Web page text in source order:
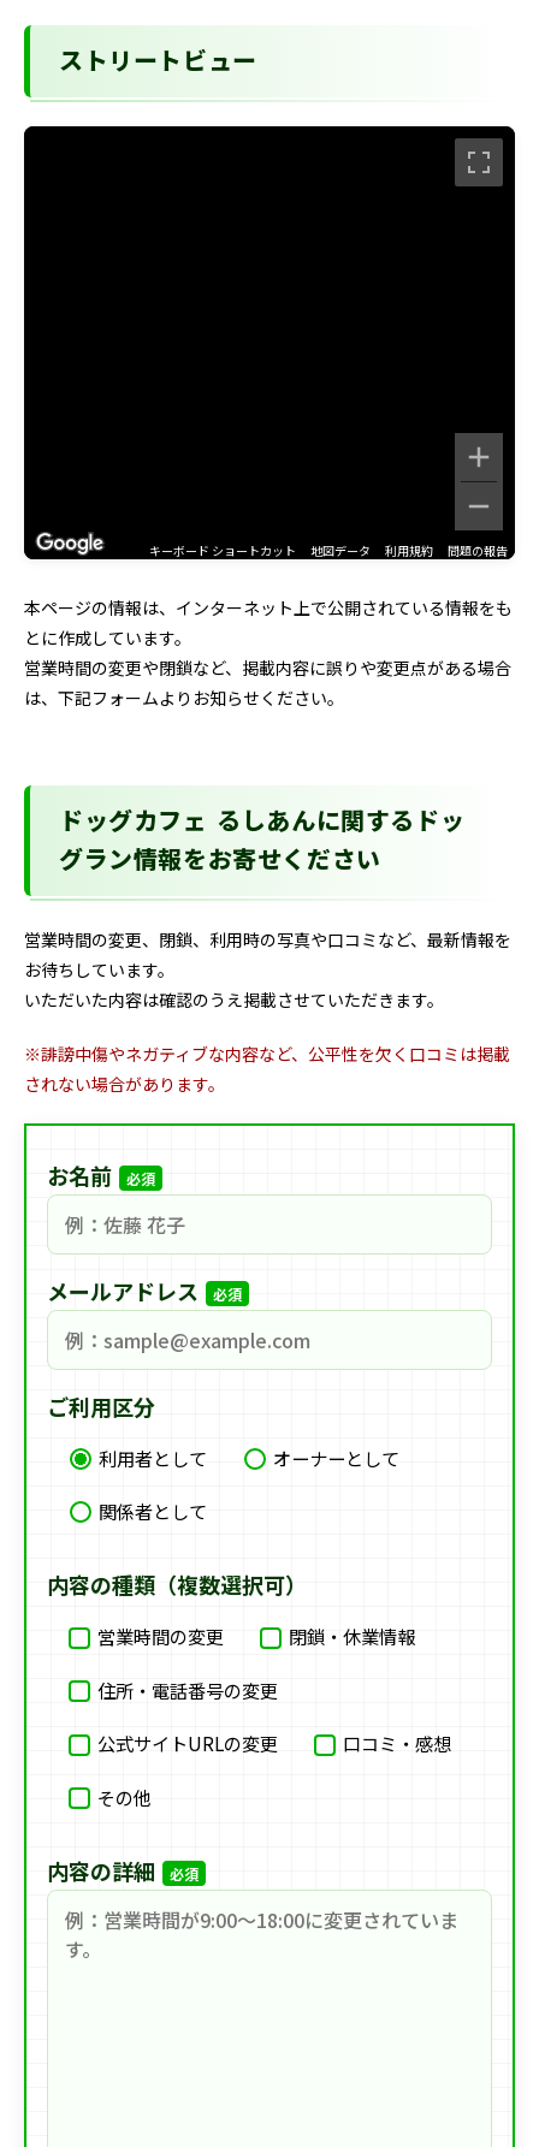
ストリートビュー
キーボード ショートカット 地図データ 利用規約 問題の報告
本ページの情報は、インターネット上で公開されている情報をも
とに作成しています。
営業時間の変更や閉鎖など、掲載内容に誤りや変更点がある場合
は、下記フォームよりお知らせください。
ドッグカフェ るしあんに関するドッ
グラン情報をお寄せください
営業時間の変更、閉鎖、利用時の写真や口コミなど、最新情報を
お待ちしています。
いただいた内容は確認のうえ掲載させていただきます。
※誹謗中傷やネガティブな内容など、公平性を欠く口コミは掲載
されない場合があります。
お名前 必須
メールアドレス 必須
ご利用区分
利用者として
オーナーとして
関係者として
内容の種類（複数選択可）
営業時間の変更 閉鎖・休業情報
住所・電話番号の変更
公式サイトURLの変更 口コミ・感想
その他
内容の詳細 必須